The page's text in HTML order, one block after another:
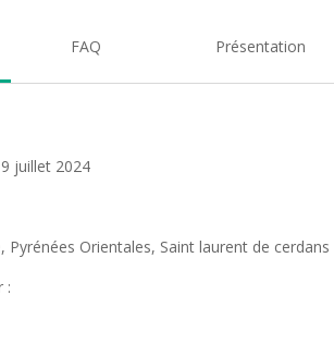
FAQ Présentation
juillet 2024
Pyrénées Orientales, Saint laurent de cerdans
: